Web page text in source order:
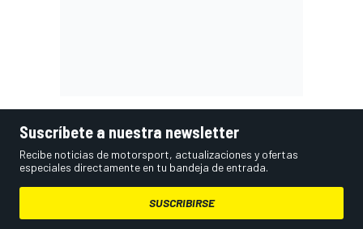
Suscríbete a nuestra newsletter
Recibe noticias de motorsport, actualizaciones y ofertas
especiales directamente en tu bandeja de entrada.
SUSCRIBIRSE